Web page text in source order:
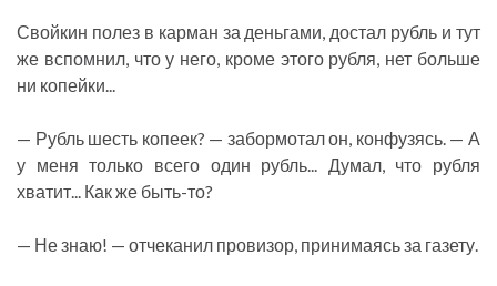
Свойкин полез в карман за деньгами, достал рубль и тут
же вспомнил, что у него, кроме этого рубля, нет больше
ни копейки...
— Рубль шесть копеек? — забормотал он, конфузясь. — А
у меня только всего один рубль... Думал, что рубля
хватит... Как же быть-то?
— Не знаю! — отчеканил провизор, принимаясь за газету.